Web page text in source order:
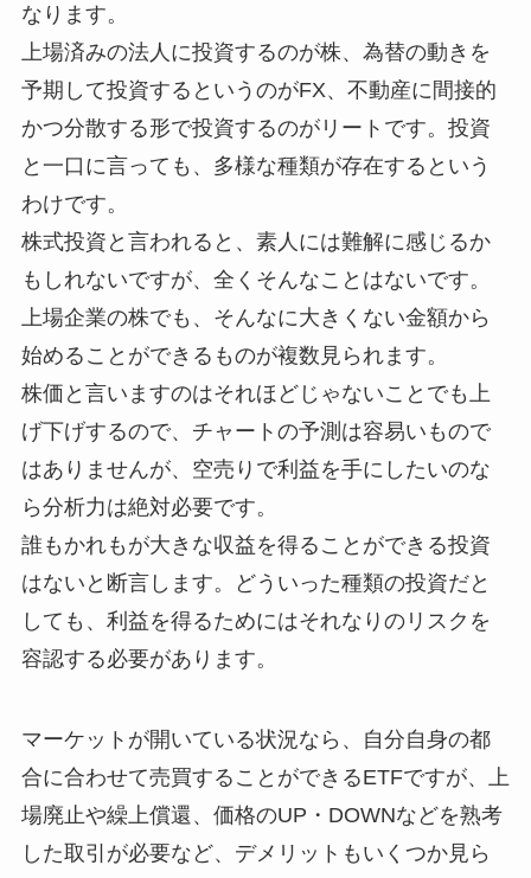
なります。
上場済みの法人に投資するのが株、為替の動きを
予期して投資するというのがFX、不動産に間接的
かつ分散する形で投資するのがリートです。投資
と一口に言っても、多様な種類が存在するという
わけです。
株式投資と言われると、素人には難解に感じるか
もしれないですが、全くそんなことはないです。
上場企業の株でも、そんなに大きくない金額から
始めることができるものが複数見られます。
株価と言いますのはそれほどじゃないことでも上
げ下げするので、チャートの予測は容易いもので
はありませんが、空売りで利益を手にしたいのな
ら分析力は絶対必要です。
誰もかれもが大きな収益を得ることができる投資
はないと断言します。どういった種類の投資だと
しても、利益を得るためにはそれなりのリスクを
容認する必要があります。
マーケットが開いている状況なら、自分自身の都
合に合わせて売買することができるETFですが、上
場廃止や繰上償還、価格のUP・DOWNなどを熟考
した取引が必要など、デメリットもいくつか見ら